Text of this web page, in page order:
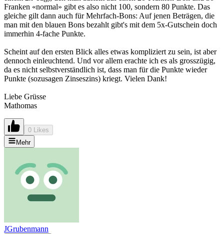
Franken «normal» gibt es also nicht 100, sondern 80 Punkte. Das
gleiche gilt dann auch für Mehrfach-Bons: Auf jenen Beträgen, die
man mit den blauen Bons bezahlt gibt's mit dem 5x-Gutschein doch
immerhin 4-fache Punkte.
Scheint auf den ersten Blick alles etwas kompliziert zu sein, ist aber
dennoch einleuchtend. Und vor allem erachte ich es als grosszügig,
da es nicht selbstverständlich ist, dass man für die Punkte wieder
Punkte (sozusagen Zinseszins) kriegt. Vielen Dank!
Liebe Grüsse
Mathomas
0 Likes
Mehr
JGrubenmann